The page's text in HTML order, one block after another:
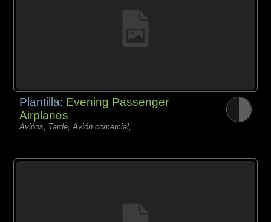
Plantilla: Evening Passenger
Airplanes
Avións, Tarde, Avión comercial,